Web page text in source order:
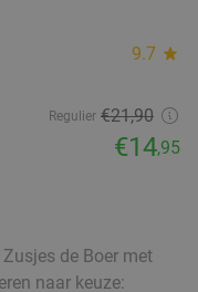
9.9 star
€45,50
€28,95
42%
in hartje
9.7 star
Regulier €21,90
€14,95
de Boer met
naar keuze: